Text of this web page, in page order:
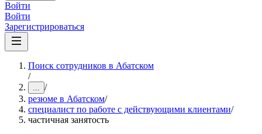
Войти
Войти
Зарегистрироваться
Поиск сотрудников в Абатском
/
... /
резюме в Абатском/
специалист по работе с действующими клиентами/
частичная занятость